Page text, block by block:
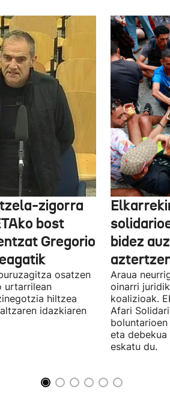
zigorra
bost
Gregorio
osatzen
urtarrilean
hiltzea
idazkiaren
bidez
Araua
oinarri
koalizioak.
Afari
eta
eskatu du.